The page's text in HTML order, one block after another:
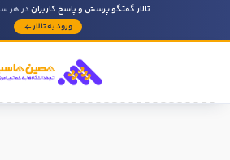
تالار گفتگو پرسش و پاسخ کاربراندر هر
ورود به تالار